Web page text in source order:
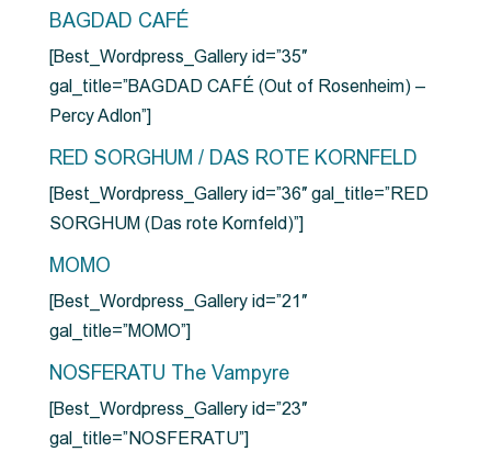
BAGDAD CAFÉ
[Best_Wordpress_Gallery id=”35″
gal_title=”BAGDAD CAFÉ (Out of Rosenheim) –
Percy Adlon”]
RED SORGHUM / DAS ROTE KORNFELD
[Best_Wordpress_Gallery id=”36″ gal_title=”RED
SORGHUM (Das rote Kornfeld)”]
MOMO
[Best_Wordpress_Gallery id=”21″
gal_title=”MOMO”]
NOSFERATU The Vampyre
[Best_Wordpress_Gallery id=”23″
gal_title=”NOSFERATU”]